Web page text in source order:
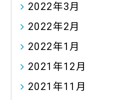
2022年3月
2022年2月
2022年1月
2021年12月
2021年11月